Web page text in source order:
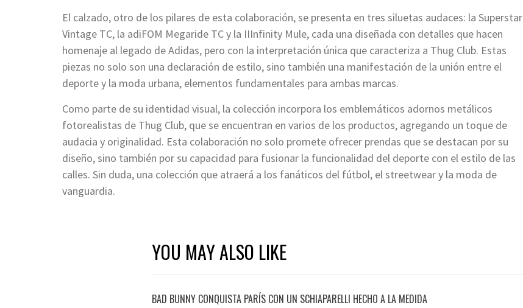
El calzado, otro de los pilares de esta colaboración, se presenta en tres siluetas audaces: la Superstar
Vintage TC, la adiFOM Megaride TC y la IIInfinity Mule, cada una diseñada con detalles que hacen
homenaje al legado de Adidas, pero con la interpretación única que caracteriza a Thug Club. Estas
piezas no solo son una declaración de estilo, sino también una manifestación de la unión entre el
deporte y la moda urbana, elementos fundamentales para ambas marcas.
Como parte de su identidad visual, la colección incorpora los emblemáticos adornos metálicos
fotorealistas de Thug Club, que se encuentran en varios de los productos, agregando un toque de
audacia y originalidad. Esta colaboración no solo promete ofrecer prendas que se destacan por su
diseño, sino también por su capacidad para fusionar la funcionalidad del deporte con el estilo de las
calles. Sin duda, una colección que atraerá a los fanáticos del fútbol, el streetwear y la moda de
vanguardia.
YOU MAY ALSO LIKE
BAD BUNNY CONQUISTA PARÍS CON UN SCHIAPARELLI HECHO A LA MEDIDA